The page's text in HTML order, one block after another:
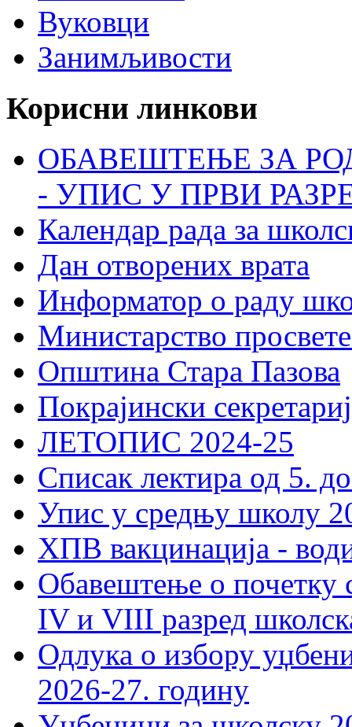
Вуковци
Занимљивости
Корисни линкови
ОБАВЕШТЕЊЕ ЗА
- УПИС У ПРВИ
Календар рада за
Дан отворених врата
Информатор о раду
Министарство
Општина Стара Пазова
Покрајински
ЛЕТОПИС 2024-25
Списак лектира од 5.
Упис у средњу школу
ХПВ вакцинација -
Обавештење о почетку
IV и VIII разред
Одлука о избору
2026-27. годину